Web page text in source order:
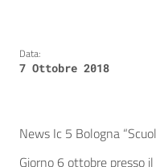
Data:
7 Ottobre 2018
News Ic 5 Bologna
Giorno 6 ottobre presso